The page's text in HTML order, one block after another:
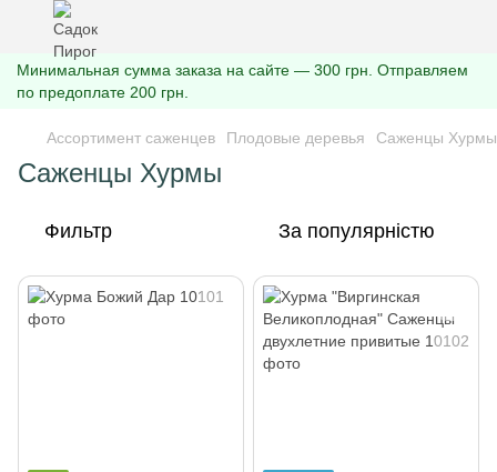
Минимальная сумма заказа на сайте — 300 грн. Отправляем
по предоплате 200 грн.
Ассортимент саженцев Плодовые деревья Саженцы Хурмы
Саженцы Хурмы
Фильтр За популярністю